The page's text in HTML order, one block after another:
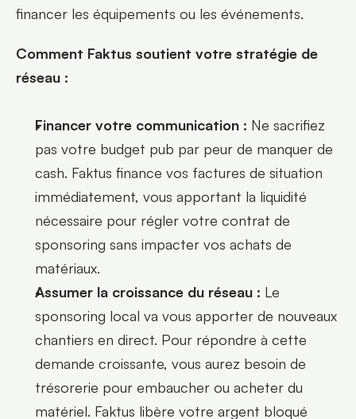
financer les équipements ou les événements.
Comment Faktus soutient votre stratégie de
réseau :
Financer votre communication : Ne sacrifiez
pas votre budget pub par peur de manquer de
cash. Faktus finance vos factures de situation
immédiatement, vous apportant la liquidité
nécessaire pour régler votre contrat de
sponsoring sans impacter vos achats de
matériaux.
Assumer la croissance du réseau : Le
sponsoring local va vous apporter de nouveaux
chantiers en direct. Pour répondre à cette
demande croissante, vous aurez besoin de
trésorerie pour embaucher ou acheter du
matériel. Faktus libère votre argent bloqué